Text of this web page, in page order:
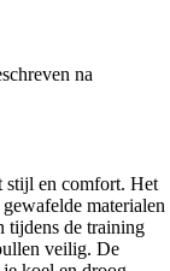
na
stijl en comfort. Het
materialen
tijdens de training
veilig. De